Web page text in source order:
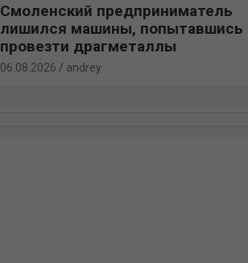
Смоленский предприниматель
лишился машины, попытавшись
провезти драгметаллы
06.08.2026 andrey